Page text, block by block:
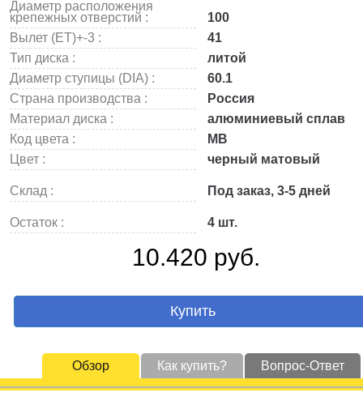
Диаметр расположения
крепежных отверстий :
100
Вылет (ET)+-3 :
41
Тип диска :
литой
Диаметр ступицы (DIA) :
60.1
Страна производства :
Россия
Материал диска :
алюминиевый сплав
Код цвета :
MB
Цвет :
черный матовый
Склад : Под заказ, 3-5 дней
Остаток : 4 шт.
10.420 руб.
Купить
Обзор Как купить? Вопрос-Ответ